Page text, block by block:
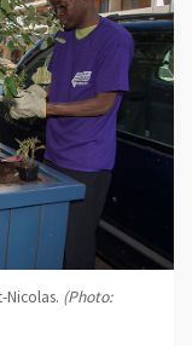
Nicolas. (Photo: